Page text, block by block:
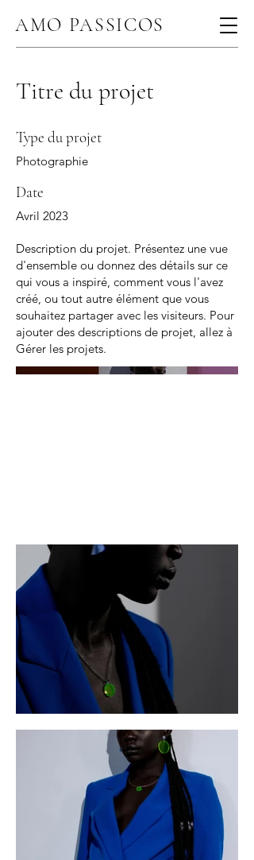
AMO PASSICOS
Titre du projet
Type du projet
Photographie
Date
Avril 2023
Description du projet. Présentez une vue
d'ensemble ou donnez des détails sur ce
qui vous a inspiré, comment vous l'avez
créé, ou tout autre élément que vous
souhaitez partager avec les visiteurs. Pour
ajouter des descriptions de projet, allez à
Gérer les projets.